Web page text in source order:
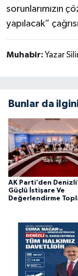
sorunlarımızın
yapılacak”
Muhabir: Yazar
Bunlar da
AK Parti’den
Güçlü İstişare Ve
Değerlendirme